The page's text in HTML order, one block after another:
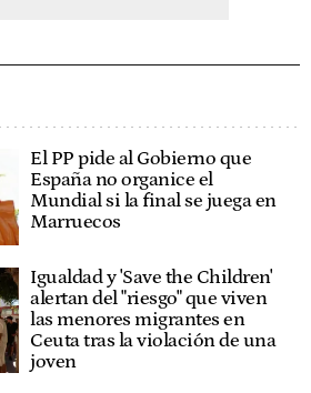
El PP pide al Gobierno que
España no organice el
Mundial si la final se juega en
Marruecos
Igualdad y 'Save the Children'
alertan del "riesgo" que viven
las menores migrantes en
Ceuta tras la violación de una
joven